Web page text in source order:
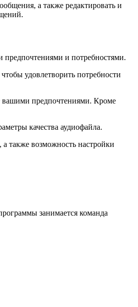
а также редактировать и
предпочтениями и потребностями.
удовлетворить потребности
вашими предпочтениями. Кроме
качества аудиофайла.
также возможность настройки
занимается команда